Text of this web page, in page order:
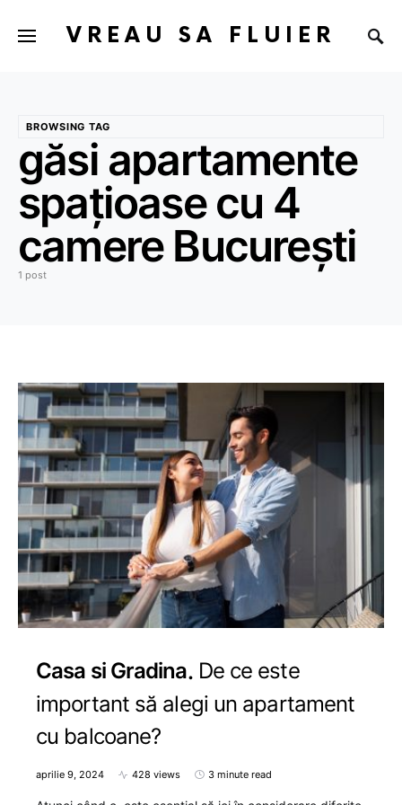
VREAU SA FLUIER
BROWSING TAG
găsi apartamente
spațioase cu 4
camere București
1 post
Casa si Gradina De ce este
important să alegi un apartament
cu balcoane?
aprilie 9, 2024 428 views 3 minute read